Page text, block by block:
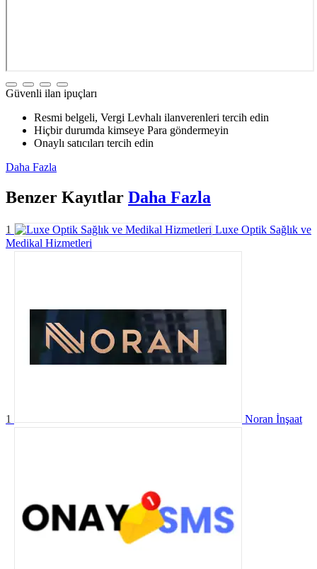
Güvenli ilan ipuçları
Resmi belgeli, Vergi Levhalı ilanverenleri tercih edin
Hiçbir durumda kimseye Para göndermeyin
Onaylı satıcıları tercih edin
Daha Fazla
Benzer Kayıtlar Daha Fazla
1
Luxe Optik Sağlık ve
Medikal Hizmetleri
1 Noran İnşaat